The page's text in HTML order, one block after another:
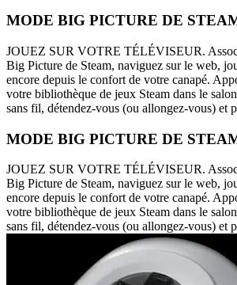
MODE BIG PICTURE DE
JOUEZ SUR VOTRE TÉLÉVISEUR.
Big Picture de Steam, naviguez sur le web,
encore depuis le confort de votre canapé.
votre bibliothèque de jeux Steam dans le
sans fil, détendez-vous (ou allongez-vous) et
MODE BIG PICTURE DE
JOUEZ SUR VOTRE TÉLÉVISEUR.
Big Picture de Steam, naviguez sur le web,
encore depuis le confort de votre canapé.
votre bibliothèque de jeux Steam dans le
sans fil, détendez-vous (ou allongez-vous) et